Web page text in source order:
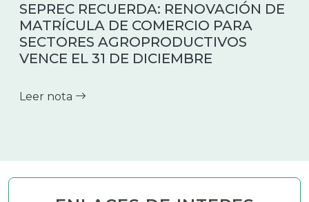
SEPREC RECUERDA: RENOVACIÓN DE
MATRÍCULA DE COMERCIO PARA
SECTORES AGROPRODUCTIVOS
VENCE EL 31 DE DICIEMBRE
Leer nota